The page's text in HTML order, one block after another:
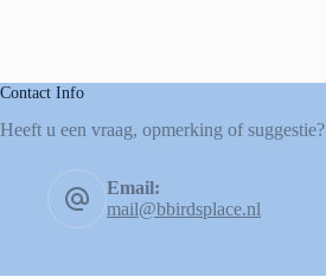
Contact Info
Heeft u een vraag, opmerking of suggestie?
Email:
mail@bbirdsplace.nl